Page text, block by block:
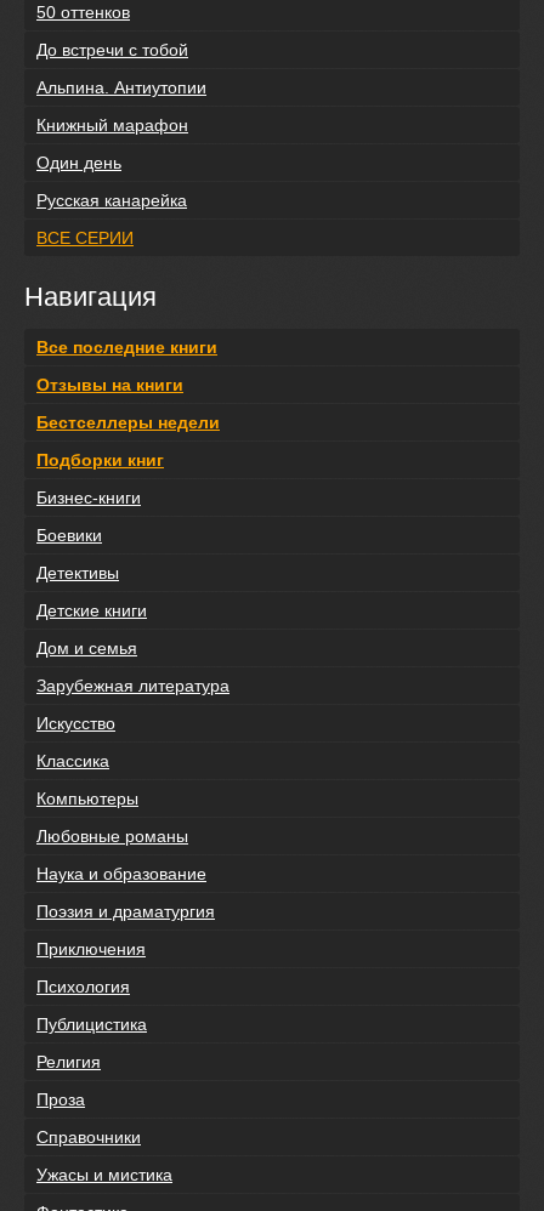
50 оттенков
До встречи с тобой
Альпина. Антиутопии
Книжный марафон
Один день
Русская канарейка
ВСЕ СЕРИИ
Навигация
Все последние книги
Отзывы на книги
Бестселлеры недели
Подборки книг
Бизнес-книги
Боевики
Детективы
Детские книги
Дом и семья
Зарубежная литература
Искусство
Классика
Компьютеры
Любовные романы
Наука и образование
Поэзия и драматургия
Приключения
Психология
Публицистика
Религия
Проза
Справочники
Ужасы и мистика